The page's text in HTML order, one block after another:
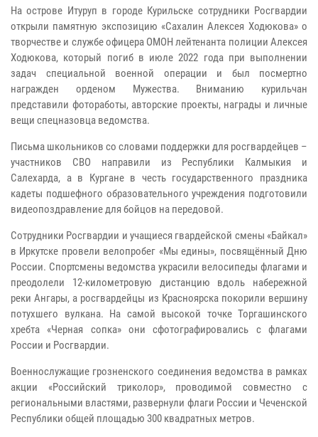
На острове Итуруп в городе Курильске сотрудники Росгвардии
открыли памятную экспозицию «Сахалин Алексея Ходюкова» о
творчестве и службе офицера ОМОН лейтенанта полиции Алексея
Ходюкова, который погиб в июле 2022 года при выполнении
задач специальной военной операции и был посмертно
награжден орденом Мужества. Вниманию курильчан
представили фотоработы, авторские проекты, награды и личные
вещи спецназовца ведомства.
Письма школьников со словами поддержки для росгвардейцев –
участников СВО направили из Республики Калмыкия и
Салехарда, а в Кургане в честь государственного праздника
кадеты подшефного образовательного учреждения подготовили
видеопоздравление для бойцов на передовой.
Сотрудники Росгвардии и учащиеся гвардейской смены «Байкал»
в Иркутске провели велопробег «Мы едины», посвящённый Дню
России. Спортсмены ведомства украсили велосипеды флагами и
преодолели 12-километровую дистанцию вдоль набережной
реки Ангары, а росгвардейцы из Красноярска покорили вершину
потухшего вулкана. На самой высокой точке Торгашинского
хребта «Черная сопка» они сфотографировались с флагами
России и Росгвардии.
Военнослужащие грозненского соединения ведомства в рамках
акции «Российский триколор», проводимой совместно с
региональными властями, развернули флаги России и Чеченской
Республики общей площадью 300 квадратных метров.